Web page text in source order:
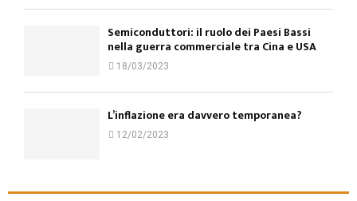
Semiconduttori: il ruolo dei Paesi Bassi
nella guerra commerciale tra Cina e USA
18/03/2023
L’inflazione era davvero temporanea?
12/02/2023